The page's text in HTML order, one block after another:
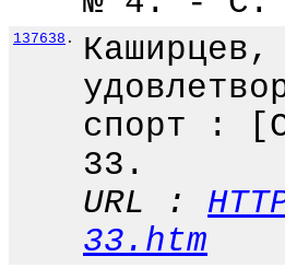
137638 .
спорт :
33.
URL :
33.htm